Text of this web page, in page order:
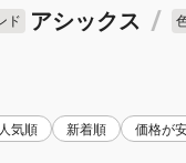
ド アシックス /
人気順 新着順 価格が